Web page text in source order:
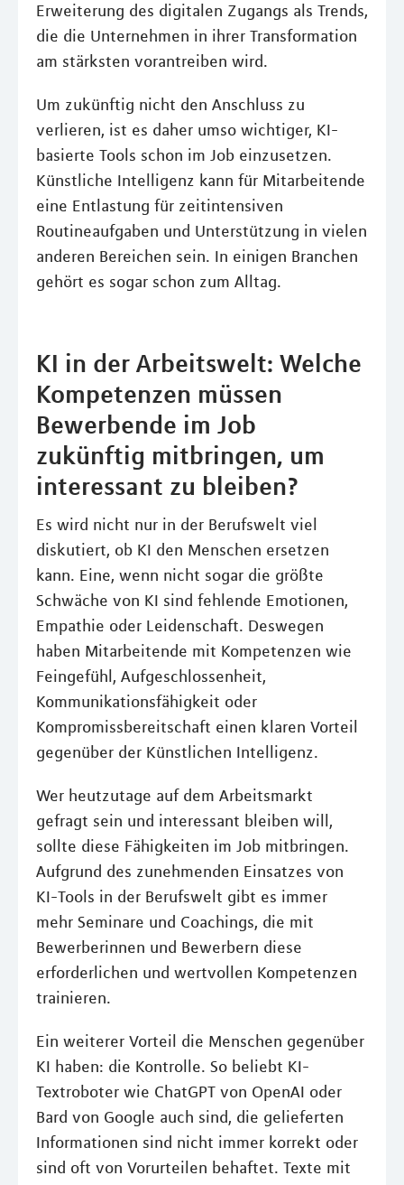
Erweiterung des digitalen Zugangs als Trends,
die die Unternehmen in ihrer Transformation
am stärksten vorantreiben wird.
Um zukünftig nicht den Anschluss zu
verlieren, ist es daher umso wichtiger, KI-
basierte Tools schon im Job einzusetzen.
Künstliche Intelligenz kann für Mitarbeitende
eine Entlastung für zeitintensiven
Routineaufgaben und Unterstützung in vielen
anderen Bereichen sein. In einigen Branchen
gehört es sogar schon zum Alltag.
KI in der Arbeitswelt: Welche
Kompetenzen müssen
Bewerbende im Job
zukünftig mitbringen, um
interessant zu bleiben?
Es wird nicht nur in der Berufswelt viel
diskutiert, ob KI den Menschen ersetzen
kann. Eine, wenn nicht sogar die größte
Schwäche von KI sind fehlende Emotionen,
Empathie oder Leidenschaft. Deswegen
haben Mitarbeitende mit Kompetenzen wie
Feingefühl, Aufgeschlossenheit,
Kommunikationsfähigkeit oder
Kompromissbereitschaft einen klaren Vorteil
gegenüber der Künstlichen Intelligenz.
Wer heutzutage auf dem Arbeitsmarkt
gefragt sein und interessant bleiben will,
sollte diese Fähigkeiten im Job mitbringen.
Aufgrund des zunehmenden Einsatzes von
KI-Tools in der Berufswelt gibt es immer
mehr Seminare und Coachings, die mit
Bewerberinnen und Bewerbern diese
erforderlichen und wertvollen Kompetenzen
trainieren.
Ein weiterer Vorteil die Menschen gegenüber
KI haben: die Kontrolle. So beliebt KI-
Textroboter wie ChatGPT von OpenAI oder
Bard von Google auch sind, die gelieferten
Informationen sind nicht immer korrekt oder
sind oft von Vorurteilen behaftet. Texte mit